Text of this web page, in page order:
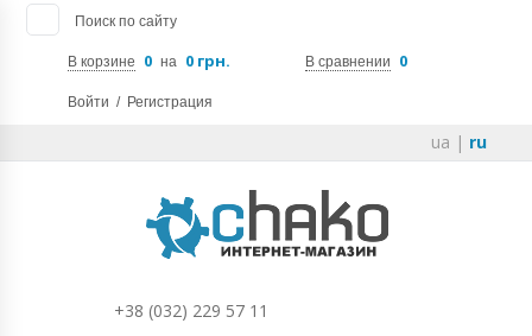
Поиск по сайту
В корзине 0 на 0 грн. В сравнении 0
Войти / Регистрация
ua | ru
+38 (032) 229 57 11